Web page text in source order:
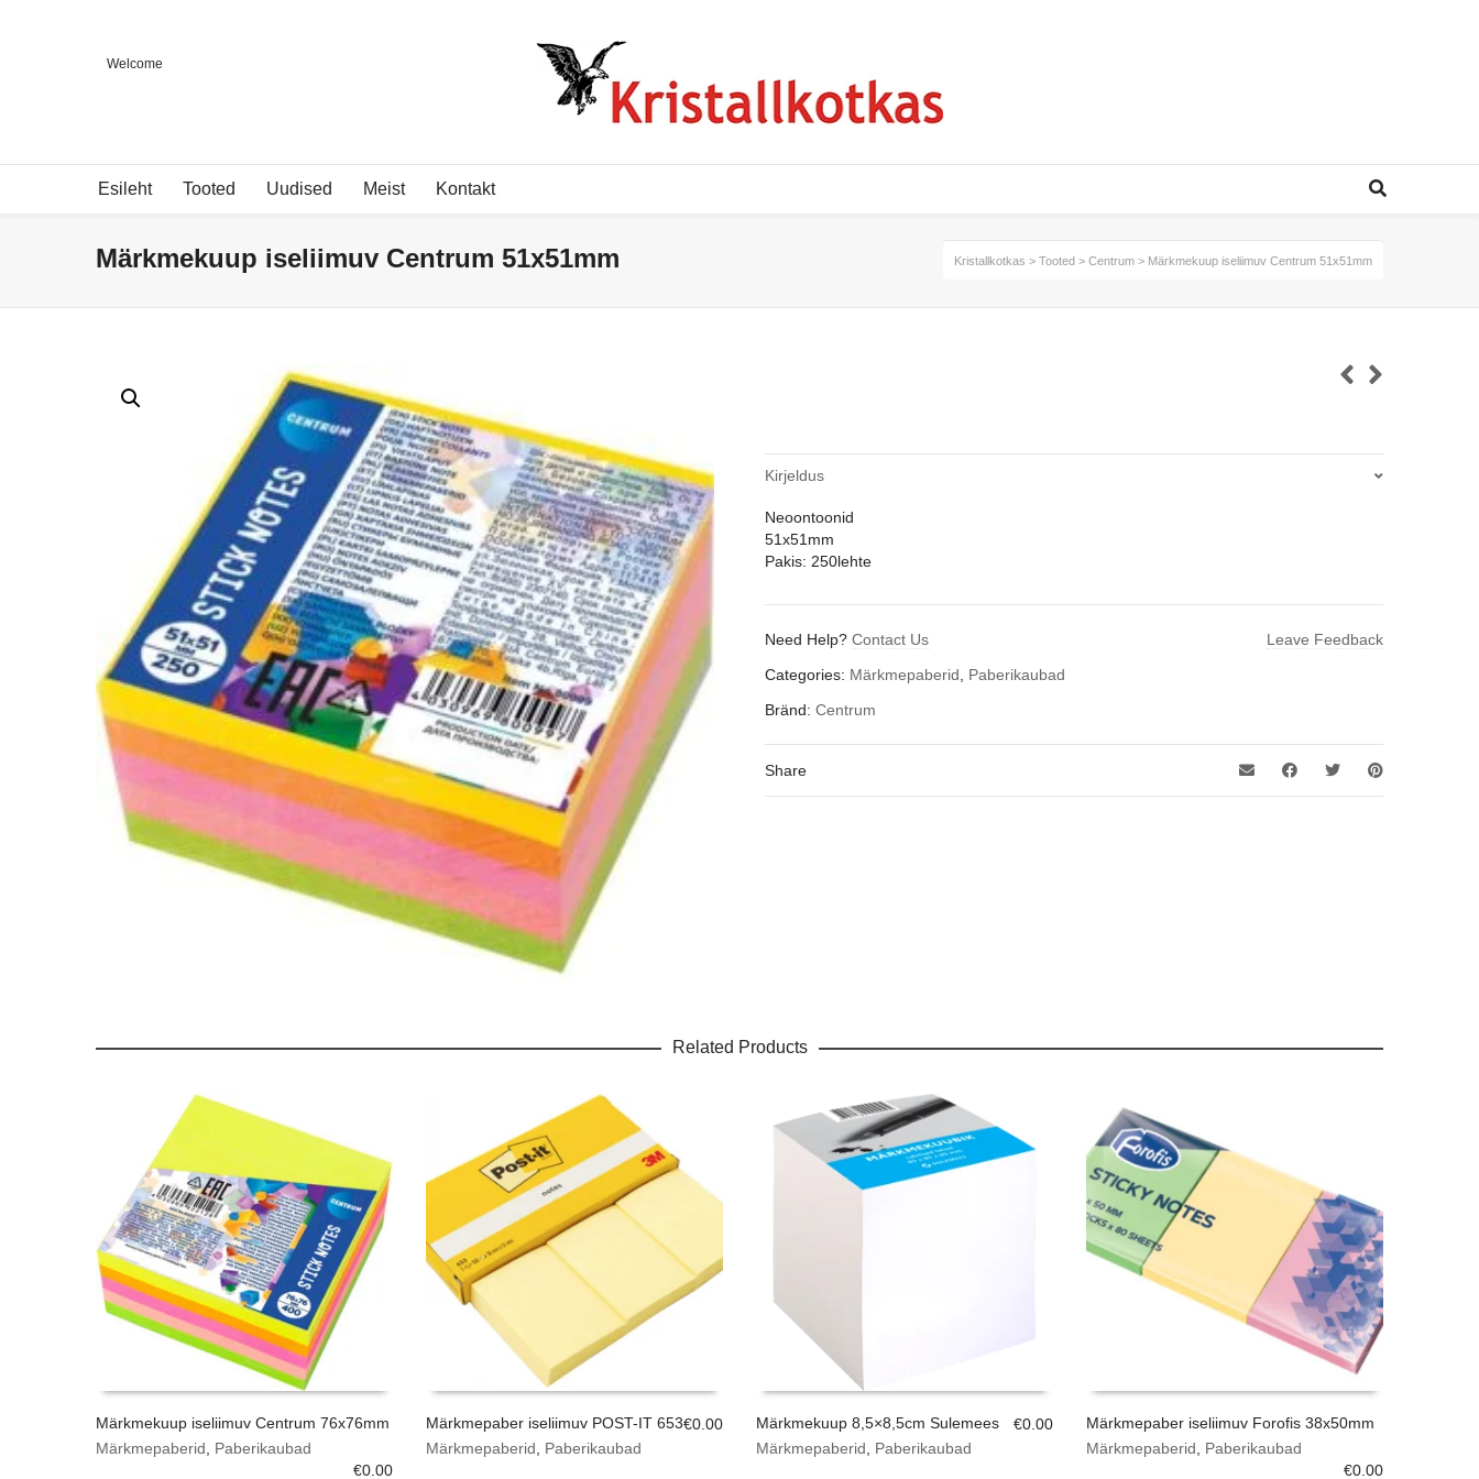
Welcome
Esileht Tooted Uudised Meist Kontakt
Märkmekuup iseliimuv Centrum 51x51mm Kristallkotkas > Tooted > Centrum > Märkmekuup iseliimuv Centrum 51x51mm
Kirjeldus
Neoontoonid
51x51mm
Pakis: 250lehte
Need Help?Contact Us
Leave Feedback
Categories: Märkmepaberid
Paberikaubad
Bränd:Centrum
Share
Related Products
Märkmekuup iseliimuv Centrum 76x76mm
Märkmepaberid
Paberikaubad
€0.00
Märkmepaber iseliimuv POST-IT 653
Märkmepaberid
Paberikaubad
€0.00
Märkmekuup 8,5×8,5cm Sulemees
Märkmepaberid
Paberikaubad
€0.00
Märkmepaber iseliimuv Forofis 38x50mm
Märkmepaberid
Paberikaubad
€0.00